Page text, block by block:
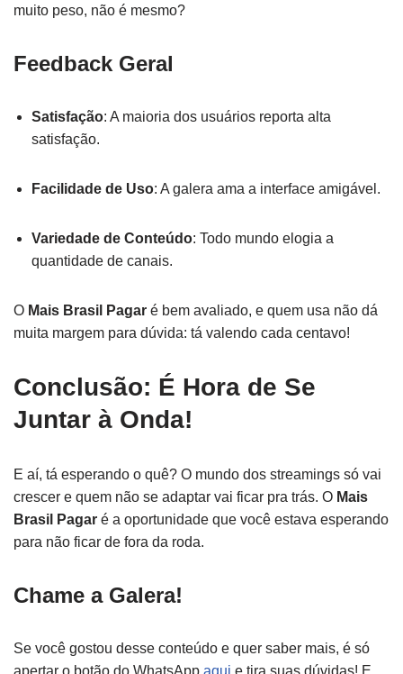
muito peso, não é mesmo?
Feedback Geral
Satisfação: A maioria dos usuários reporta alta
satisfação.
Facilidade de Uso: A galera ama a interface amigável.
Variedade de Conteúdo: Todo mundo elogia a
quantidade de canais.
O Mais Brasil Pagar é bem avaliado, e quem usa não dá
muita margem para dúvida: tá valendo cada centavo!
Conclusão: É Hora de Se
Juntar à Onda!
E aí, tá esperando o quê? O mundo dos streamings só vai
crescer e quem não se adaptar vai ficar pra trás. O Mais
Brasil Pagar é a oportunidade que você estava esperando
para não ficar de fora da roda.
Chame a Galera!
Se você gostou desse conteúdo e quer saber mais, é só
apertar o botão do WhatsApp aqui e tira suas dúvidas! E